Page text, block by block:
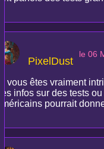
PixelDust
le 06
Si vous êtes vraiment
des infos sur des tests
américains pourrait